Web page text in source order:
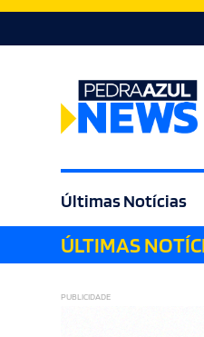
Últimas Notícias
ÚLTIMAS
PUBLICIDADE